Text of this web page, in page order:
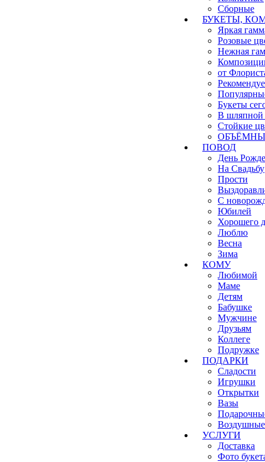
Сборные
БУКЕТЫ,
Яркая
Розовые
Нежная
от
Букеты
В шляпной
Стойкие
ПОВОД
День
На Свадьбу
Прости
С
Юбилей
Хорошего
Люблю
Весна
Зима
КОМУ
Любимой
Маме
Детям
Бабушке
Мужчине
Друзьям
Коллеге
Подружке
ПОДАРКИ
Сладости
Игрушки
Открытки
Вазы
УСЛУГИ
Доставка
Фото